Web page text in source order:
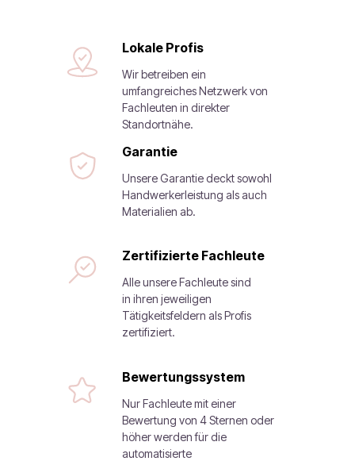
Lokale Profis
Wir betreiben ein
umfangreiches Netzwerk von
Fachleuten in direkter
Standortnähe.
Bewertungssystem
Nur Fachleute mit einer
Bewertung von 4 Sternen oder
höher werden für die
automatisierte
Zertifizierte Fachleute
Alle unsere Fachleute sind
in ihren jeweiligen
Tätigkeitsfeldern als Profis
zertifiziert.
Garantie
Unsere Garantie deckt sowohl
Handwerkerleistung als auch
Materialien ab.